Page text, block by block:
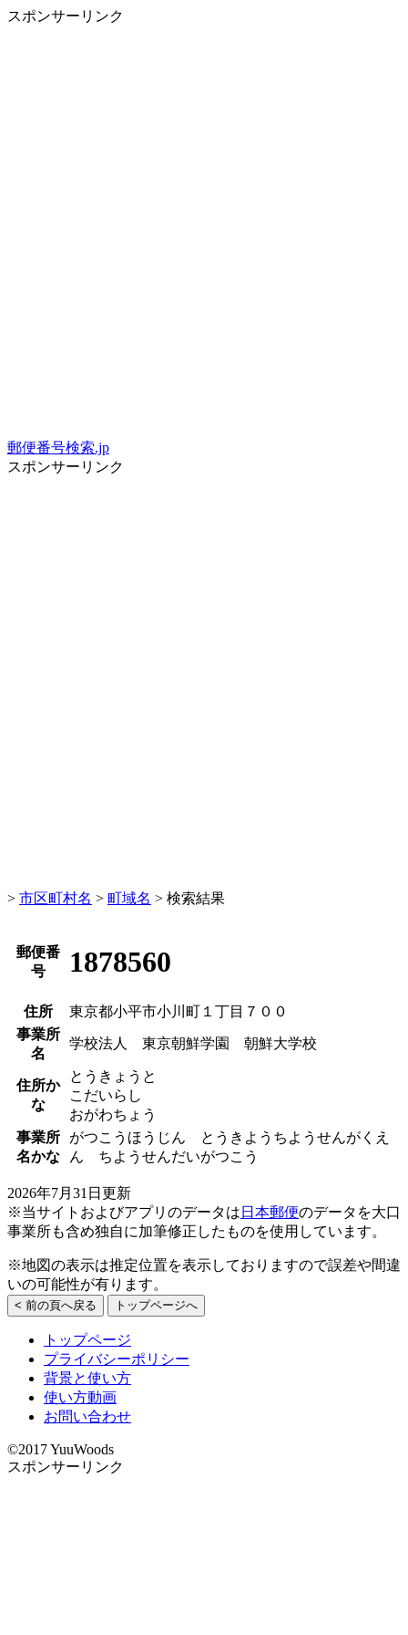
スポンサーリンク
郵便番号検索.jp
スポンサーリンク
> 市区町村名 > 町域名 > 検索結果
郵便番
号
1878560
住所
東京都小平市小川町１丁目７００
事業所
名
学校法人 東京朝鮮学園 朝鮮大学校
住所か
な
とうきょうと
こだいらし
おがわちょう
事業所
名かな
がつこうほうじん とうきようちようせんがくえ
ん ちようせんだいがつこう
2026年7月31日更新
※当サイトおよびアプリのデータは 日本郵便のデータを大口
事業所も含め独自に加筆修正したものを使用しています。
※地図の表示は推定位置を表示しておりますので誤差や間違
いの可能性が有ります。
< 前の頁へ戻る トップページへ
トップページ
プライバシーポリシー
背景と使い方
使い方動画
お問い合わせ
©2017 YuuWoods
スポンサーリンク